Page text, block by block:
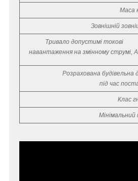
Маса
Зовнішній
Тривало допустимі токові
навантаження на змінному струмі, А.
Розрахована
під час
Клас
Мінімальний